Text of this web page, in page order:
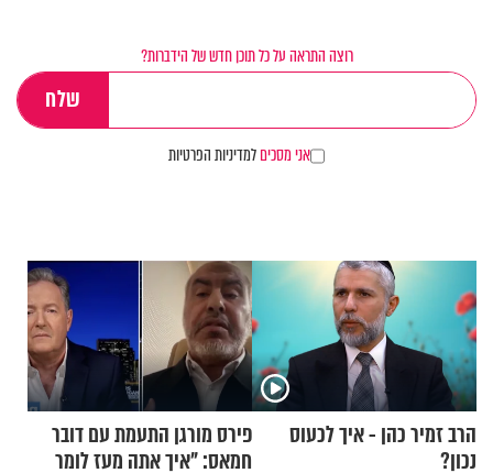
רוצה התראה על כל תוכן חדש של הידברות?
אני מסכיםלמדיניות הפרטיות
הרב זמיר כהן - איך לכעוס
נכון?
פירס מורגן התעמת עם דובר
חמאס: "איך אתה מעז לומר